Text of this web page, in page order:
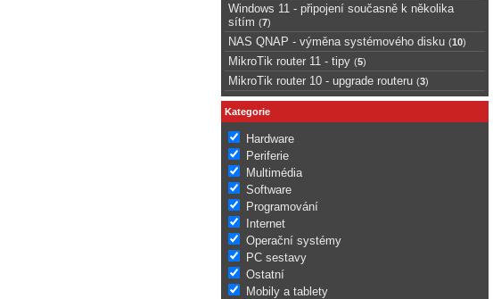
Windows 11 - připojení současně k několika
sítím (7)
NAS QNAP - výměna systémového disku (10)
MikroTik router 11 - tipy (5)
MikroTik router 10 - upgrade routeru (3)
Kategorie
Hardware
Periferie
Multimédia
Software
Programování
Internet
Operační systémy
PC sestavy
Ostatní
Mobily a tablety